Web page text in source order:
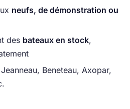
neufs, de démonstration ou
des bateaux en stock,
Beneteau, Axopar,